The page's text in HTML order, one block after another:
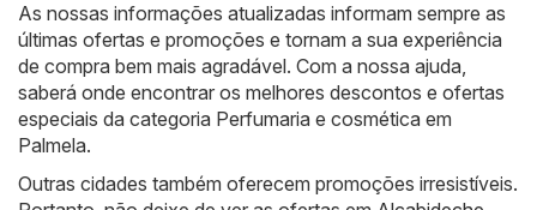
As nossas informações atualizadas informam sempre as
últimas ofertas e promoções e tornam a sua experiência
de compra bem mais agradável. Com a nossa ajuda,
saberá onde encontrar os melhores descontos e ofertas
especiais da categoria Perfumaria e cosmética em
Palmela.
Outras cidades também oferecem promoções irresistíveis.